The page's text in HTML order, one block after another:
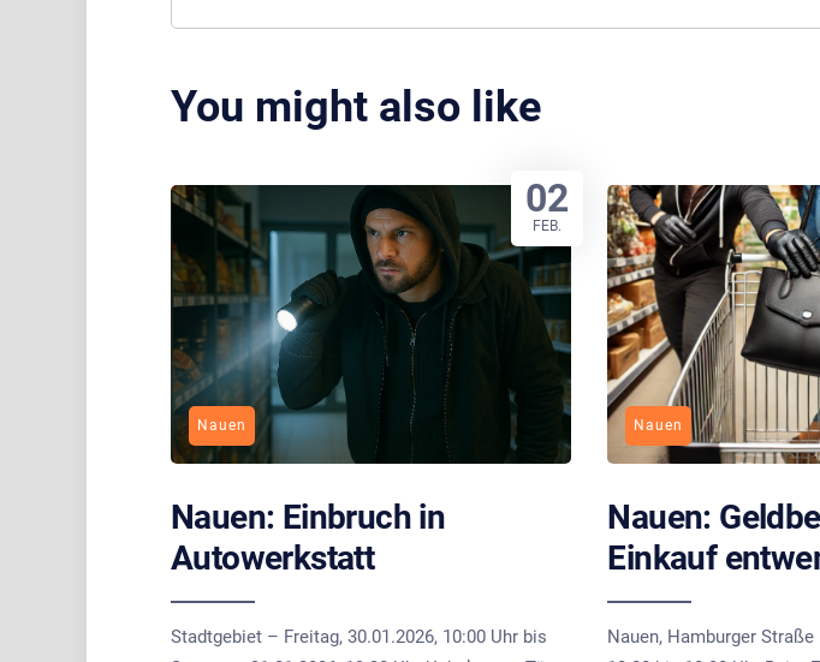
You might also like
Nauen
Nauen: Einbruch in
Autowerkstatt
Stadtgebiet – Freitag, 30.01.2026, 10:00 Uhr bis
02
FEB.
Nauen
Nauen:
Einkauf
Nauen, Hamburger